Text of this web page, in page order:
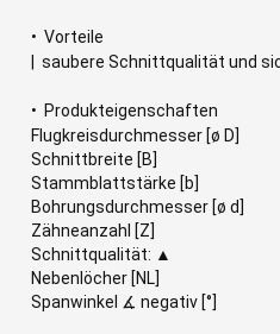
• Vorteile
| saubere Schnittqualität und
• Produkteigenschaften
Flugkreisdurchmesser [ø D]
Schnittbreite [B]
Stammblattstärke [b]
Bohrungsdurchmesser [ø d]
Zähneanzahl [Z]
Schnittqualität: ▲
Nebenlöcher [NL]
Spanwinkel ∡ negativ [°]